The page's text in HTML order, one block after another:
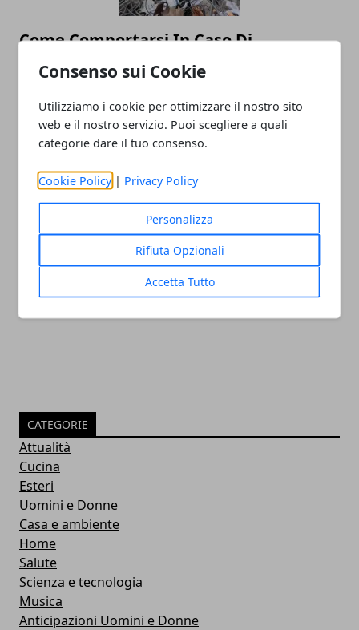
Consenso sui Cookie
Utilizziamo i cookie per ottimizzare il nostro sito
web e il nostro servizio. Puoi scegliere a quali
categorie dare il tuo consenso.
Cookie Policy | Privacy Policy
Personalizza
Rifiuta Opzionali
Accetta Tutto
Come Comportarsi In Caso Di
Terremoto?
TERREMOTO 24 AGOSTO 2016 RIETI, I
NUMERI UTILI, DONARE AL 45500
24/08/2016
CATEGORIE
Attualità
Cucina
Esteri
Uomini e Donne
Casa e ambiente
Home
Salute
Scienza e tecnologia
Musica
Anticipazioni Uomini e Donne